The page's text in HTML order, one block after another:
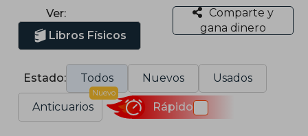
Ver:
Libros Físicos
Comparte y
gana dinero
Estado: Todos Nuevos Usados
Anticuarios
Nuevo
Rápido